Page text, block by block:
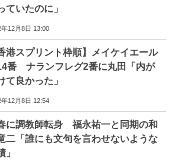
ていたのに」
年12月8日 13:00
港スプリント枠順】メイケイエール
番 ナランフレグ2番に丸田「内が
て良かった」
年12月8日 12:54
に調教師転身 福永祐一と同期の和
二「誰にも文句を言わせないような
」